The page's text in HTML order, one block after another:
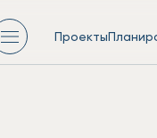
Проекты